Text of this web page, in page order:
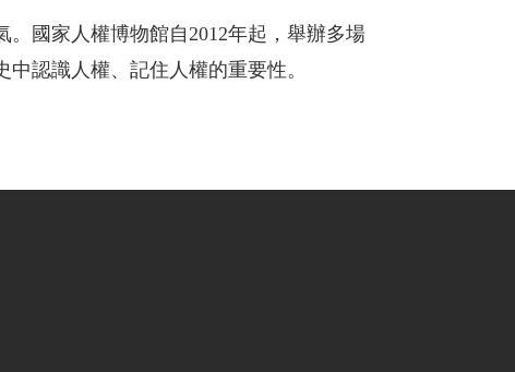
。國家人權博物館自2012年起，舉辦多場
認識人權、記住人權的重要性。